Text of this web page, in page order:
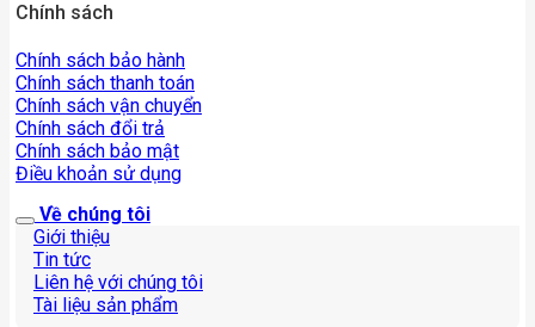
Chính sách
Chính sách bảo hành
Chính sách thanh toán
Chính sách vận chuyển
Chính sách đổi trả
Chính sách bảo mật
Điều khoản sử dụng
Về chúng tôi
Giới thiệu
Tin tức
Liên hệ với chúng tôi
Tài liệu sản phẩm